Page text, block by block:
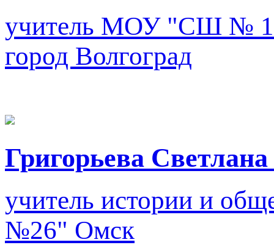
учитель МОУ "СШ № 100
город Волгоград
Григорьева
учитель истории и
№26" Омск